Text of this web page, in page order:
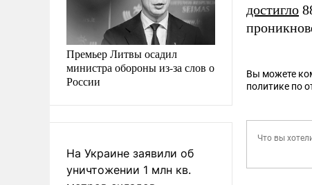
Премьер Литвы осадил
министра обороны из-за слов о
России
На Украине заявили об
уничтожении 1 млн кв.
достигло
Вы можете
политике по